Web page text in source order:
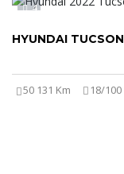
4
HYUNDAI TUCSON
50 131 Km 18/100